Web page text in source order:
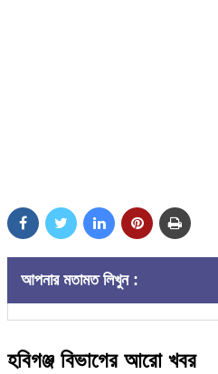
আপনার মতামত লিখুন :
হবিগঞ্জ বিভাগের আরো খবর